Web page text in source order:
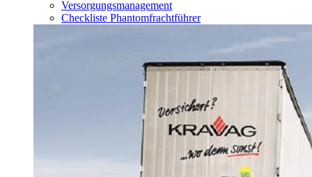
Versorgungsmanagement
Checkliste Phantomfrachtführer